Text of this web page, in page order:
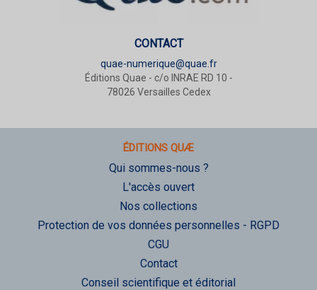
CONTACT
quae-numerique@quae.fr
Éditions Quae - c/o INRAE RD 10 -
78026 Versailles Cedex
ÉDITIONS QUÆ
Qui sommes-nous ?
L'accès ouvert
Nos collections
Protection de vos données personnelles - RGPD
CGU
Contact
Conseil scientifique et éditorial